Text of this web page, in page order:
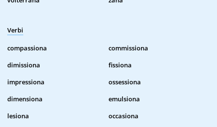
Verbi
compassiona
commissiona
dimissiona
fissiona
impressiona
ossessiona
dimensiona
emulsiona
lesiona
occasiona